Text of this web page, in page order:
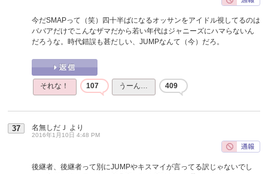
今だSMAPって（笑）四十半ばになるオッサンをアイドル視してるのは
ババアだけでこんなザマだから若い年代はジャニーズにハマらないん
だろうな。時代錯誤も甚だしい、JUMPなんて（今）だろ。
それな！ 107 うーん… 409
37 名無しだＪ より
2016年1月10日 4:48 PM
後継者、後継者って別にJUMPやキスマイが言ってる訳じゃないでし